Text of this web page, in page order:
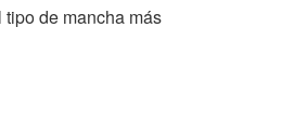
de mancha más